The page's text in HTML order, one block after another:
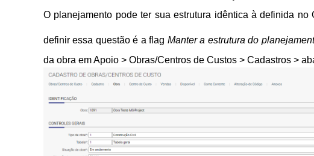
O planejamento pode ter sua estrutura idêntica à definida
definir essa questão é a flag Manter a estrutura do
da obra em Apoio > Obras/Centros de Custos > Cadastros >